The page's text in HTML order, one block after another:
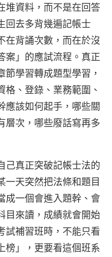
堆資料，而不是在回答
回去多背幾遍記帳士
在背誦次數，而在於沒
」的應試流程。真正
學習轉成題型學習，
、登錄、業務範圍、
應該如何起手，哪些關
層次，哪些廢話寫再多
己真正突破記帳士法的
一天突然把法條和題目
成一個會進入題幹、會
目來讀，成績就會開始
試補習班時，不能只看
榜」，更要看這個班系